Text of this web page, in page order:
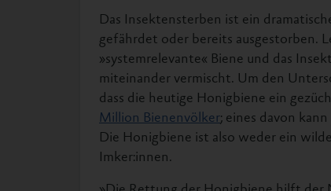
Das Insektensterben ist ein
gefährdet oder bereits ausgestorben.
»systemrelevante« Biene und das
miteinander vermischt. Um den
dass die heutige Honigbiene ein
Million Bienenvölker
; eines davon
Die Honigbiene ist also weder ein
Imker:innen.
»Die Rettung der Honigbiene hilft der